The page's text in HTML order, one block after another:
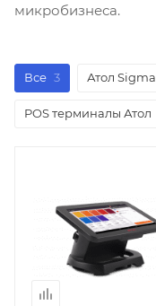
микробизнеса.
Все 3 Атол Sigma
POS терминалы Атол